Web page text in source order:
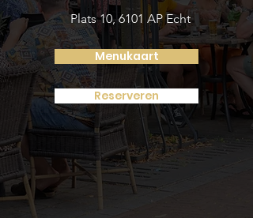
Plats 10, 6101 AP Echt
Menukaart
Reserveren